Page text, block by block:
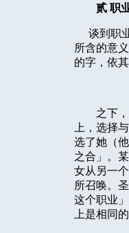
贰 职
谈到职
所含的意
的字，依
之下
上，选择
选了她（
之合」。
女从另一
所召唤。
这个职业
上是相同的